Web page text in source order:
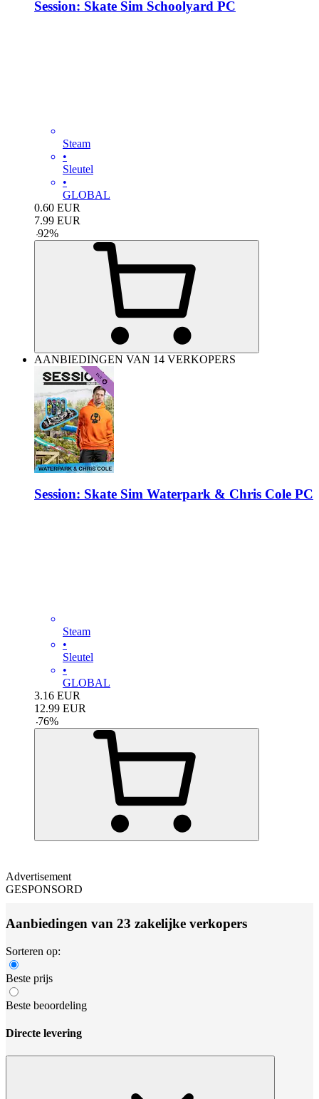
Session: Skate Sim Schoolyard PC
Steam
•
Sleutel
•
GLOBAL
0.60 EUR
7.99 EUR
-92%
AANBIEDINGEN VAN 14 VERKOPERS
Session: Skate Sim Waterpark & Chris Cole PC
Steam
•
Sleutel
•
GLOBAL
3.16 EUR
12.99 EUR
-76%
Advertisement
GESPONSORD
Aanbiedingen van 23 zakelijke verkopers
Sorteren op:
Beste prijs
Beste beoordeling
Directe levering